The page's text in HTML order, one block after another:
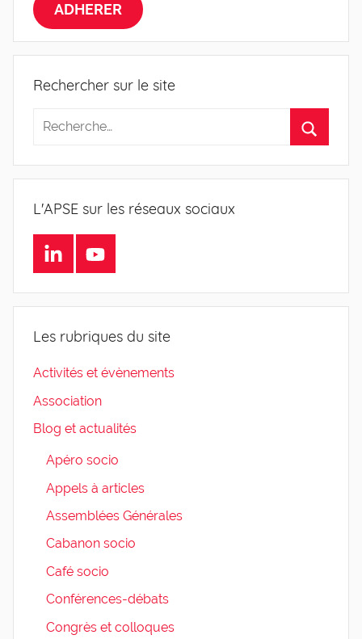
ADHERER
Rechercher sur le site
L'APSE sur les réseaux sociaux
LinkedInYoutube
Les rubriques du site
Activités et évènements
Association
Blog et actualités
Apéro socio
Appels à articles
Assemblées Générales
Cabanon socio
Café socio
Conférences-débats
Congrès et colloques